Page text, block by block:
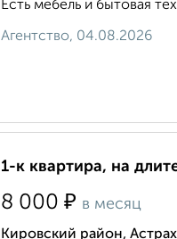
Есть мебель и бытовая
Агентство, 04.08.2026
1-к квартира, на
8 000 ₽ в месяц
Кировский район,